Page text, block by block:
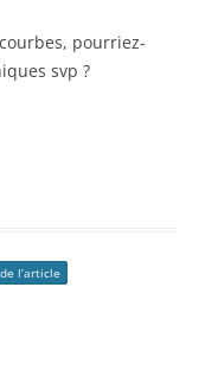
pourriez-
svp ?
l’article